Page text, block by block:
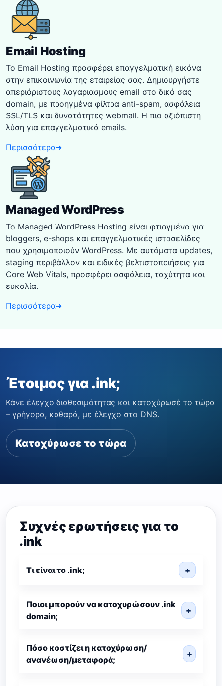
Email Hosting
Το Email Hosting προσφέρει επαγγελματική εικόνα
στην επικοινωνία της εταιρείας σας. Δημιουργήστε
απεριόριστους λογαριασμούς email στο δικό σας
domain, με προηγμένα φίλτρα anti-spam, ασφάλεια
SSL/TLS και δυνατότητες webmail. Η πιο αξιόπιστη
λύση για επαγγελματικά emails.
Περισσότερα➜
Managed WordPress
Το Managed WordPress Hosting είναι φτιαγμένο για
bloggers, e-shops και επαγγελματικές ιστοσελίδες
που χρησιμοποιούν WordPress. Με αυτόματα updates,
staging περιβάλλον και ειδικές βελτιστοποιήσεις για
Core Web Vitals, προσφέρει ασφάλεια, ταχύτητα και
ευκολία.
Περισσότερα➜
Έτοιμος για .ink;
Κάνε έλεγχο διαθεσιμότητας και κατοχύρωσέ το τώρα
– γρήγορα, καθαρά, με έλεγχο στο DNS.
Κατοχύρωσε το τώρα
Συχνές ερωτήσεις για το
.ink
Τι είναι το .ink; +
Ποιοι μπορούν να κατοχυρώσουν .ink
domain;
+
Πόσο κοστίζει η κατοχύρωση/
ανανέωση/μεταφορά;
+